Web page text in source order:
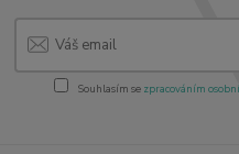
Souhlasím se zpracováním